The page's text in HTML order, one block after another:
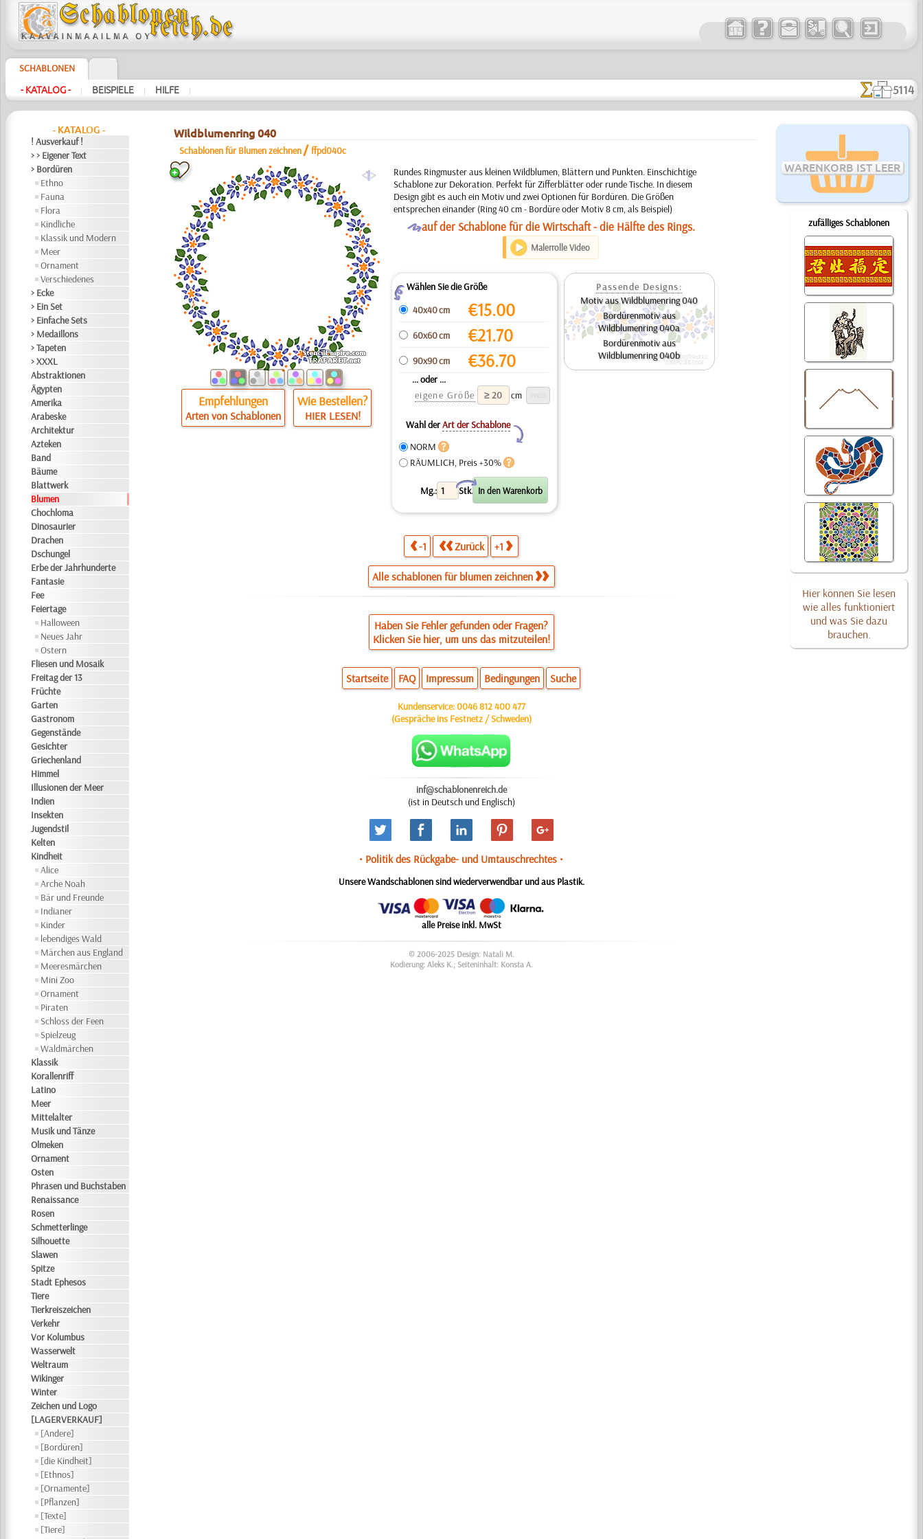
SCHABLONEN
- KATALOG - | BEISPIELE | HILFE | 5114
- KATALOG -
! Ausverkauf !
> > Eigener Text
> Bordüren
Ethno
Fauna
Flora
Kindliche
Klassik und Modern
Meer
Ornament
Verschiedenes
> Ecke
> Ein Set
> Einfache Sets
> Medaillons
> Tapeten
> XXXL
Abstraktionen
Ägypten
Amerika
Arabeske
Architektur
Azteken
Band
Bäume
Blattwerk
Blumen
Chochloma
Dinosaurier
Drachen
Dschungel
Erbe der Jahrhunderte
Fantasie
Fee
Feiertage
Halloween
Neues Jahr
Ostern
Fliesen und Mosaik
Freitag der 13
Früchte
Garten
Gastronom
Gegenstände
Gesichter
Griechenland
Himmel
Illusionen der Meer
Indien
Insekten
Jugendstil
Kelten
Kindheit
Alice
Arche Noah
Bär und Freunde
Indianer
Kinder
lebendiges Wald
Märchen aus England
Meeresmärchen
Mini Zoo
Ornament
Piraten
Schloss der Feen
Spielzeug
Waldmärchen
Klassik
Korallenriff
Latino
Meer
Mittelalter
Musik und Tänze
Olmeken
Ornament
Osten
Phrasen und Buchstaben
Renaissance
Rosen
Schmetterlinge
Silhouette
Slawen
Spitze
Stadt Ephesos
Tiere
Tierkreiszeichen
Verkehr
Vor Kolumbus
Wasserwelt
Weltraum
Wikinger
Winter
Zeichen und Logo
[LAGERVERKAUF]
[Andere]
[Bordüren]
[die Kindheit]
[Ethnos]
[Ornamente]
[Pflanzen]
[Texte]
[Tiere]
WARENKORB IST LEER
zufälliges Schablonen
Hier können Sie lesen
wie alles funktioniert
und was Sie dazu
brauchen.
Wildblumenring 040
Schablonen für Blumen zeichnen /ffpd040c
a
Empfehlungen
Arten von Schablonen
Wie Bestellen?
HIER LESEN!
Rundes Ringmuster aus kleinen Wildblumen, Blättern und Punkten. Einschichtige
Schablone zur Dekoration. Perfekt für Zifferblätter oder runde Tische. In diesem
Design gibt es auch ein Motiv und zwei Optionen für Bordüren. Die Größen
entsprechen einander (Ring 40 cm - Bordüre oder Motiv 8 cm, als Beispiel)
Oauf der Schablone für die Wirtschaft - die Hälfte des Rings.
Malerrolle Video
ZWählen Sie die Größe
40x40 cm
€15.00
60x60 cm €21.70
90x90 cm €36.70
... oder ...
eigene Größe
cm
Wahl derArt der Schablone
Y
NORM
RÄUMLICH, Preis +30%
Mg.: Stk.
X
Passende Designs:
Motiv aus Wildblumenring 040
Bordürenmotiv aus
Wildblumenring 040a
Bordürenmotiv aus
Wildblumenring 040b
-1 Zurück +1
Alle schablonen für blumen zeichnen
Haben Sie Fehler gefunden oder Fragen?
Klicken Sie hier, um uns das mitzuteilen!
Startseite FAQ Impressum Bedingungen Suche
Kundenservice:0046 812 400 477
(Gespräche ins Festnetz / Schweden)
inf@schablonenreich.de
(ist in Deutsch und Englisch)
• Politik des Rückgabe- und Umtauschrechtes •
Unsere Wandschablonen sind wiederverwendbar und aus Plastik.
alle Preise inkl. MwSt
© 2006-2025 Design: Natali M.
Kodierung: Aleks K.; Seiteninhalt: Konsta A.